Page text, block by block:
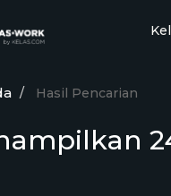
Hasil Pencarian